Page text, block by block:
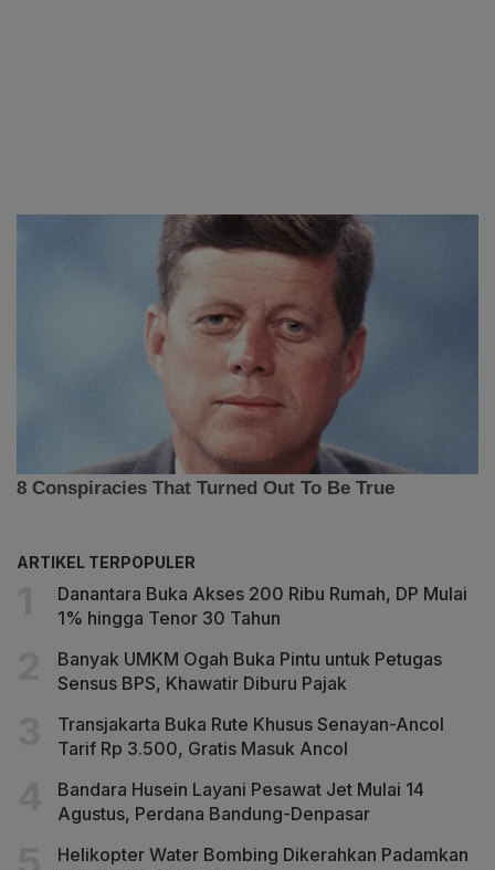
ARTIKEL TERPOPULER
Danantara Buka Akses 200 Ribu Rumah, DP Mulai
1% hingga Tenor 30 Tahun
Banyak UMKM Ogah Buka Pintu untuk Petugas
Sensus BPS, Khawatir Diburu Pajak
Transjakarta Buka Rute Khusus Senayan-Ancol
Tarif Rp 3.500, Gratis Masuk Ancol
Bandara Husein Layani Pesawat Jet Mulai 14
Agustus, Perdana Bandung-Denpasar
Helikopter Water Bombing Dikerahkan Padamkan